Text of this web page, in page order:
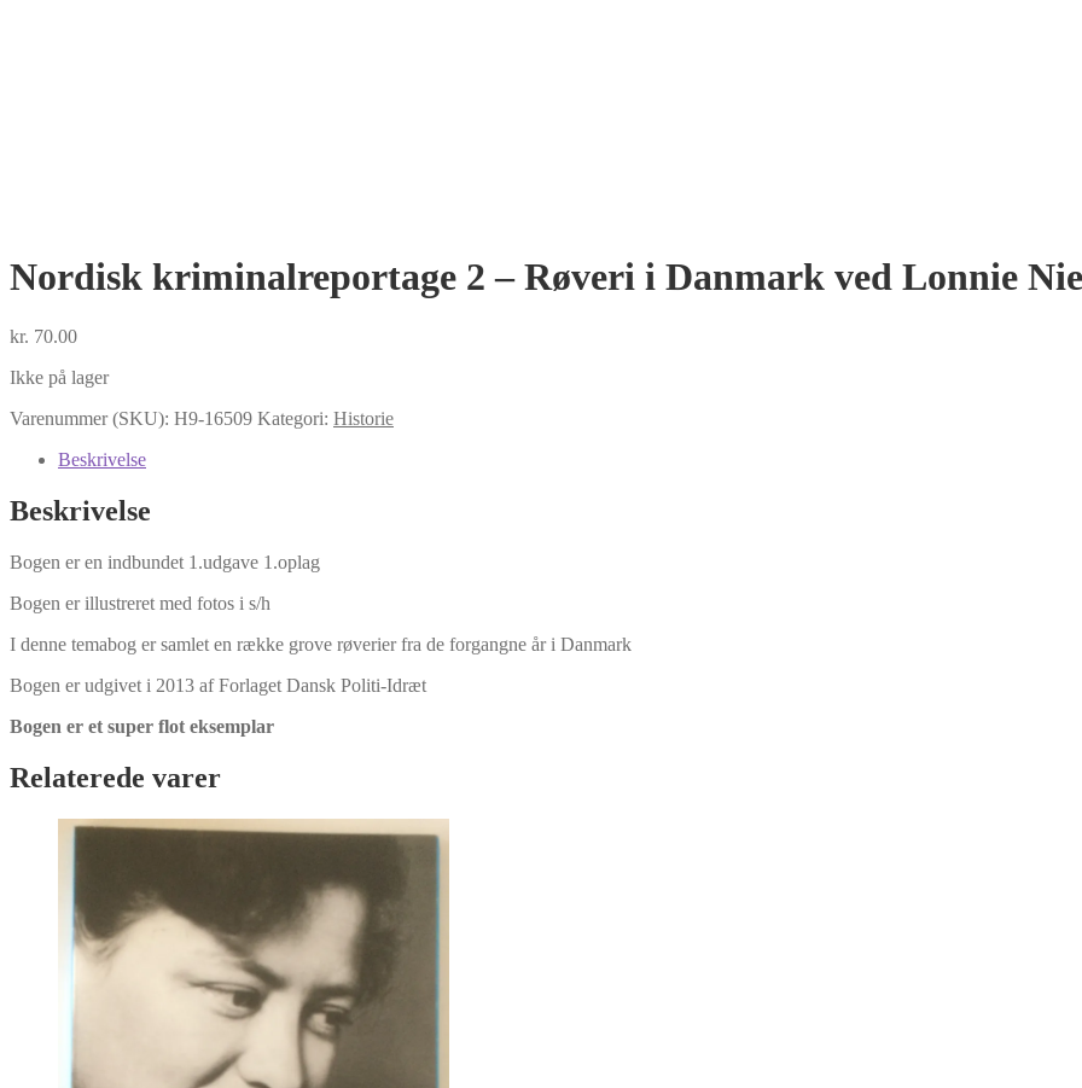
Nordisk kriminalreportage 2 – Røveri i Danmark ved Lonnie
kr. 70.00
Ikke på lager
Varenummer (SKU): H9-16509 Kategori: Historie
Beskrivelse
Beskrivelse
Bogen er en indbundet 1.udgave 1.oplag
Bogen er illustreret med fotos i s/h
I denne temabog er samlet en række grove røverier fra de forgangne år i Danmark
Bogen er udgivet i 2013 af Forlaget Dansk Politi-Idræt
Bogen er et super flot eksemplar
Relaterede varer